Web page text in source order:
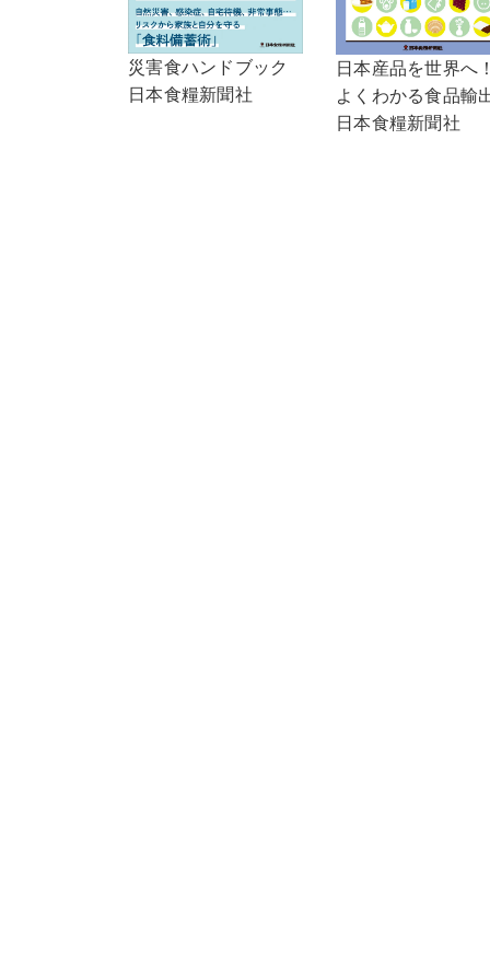
災害食ハンドブック
日本食糧新聞社
日本産品を世界へ
よくわかる食品輸
日本食糧新聞社